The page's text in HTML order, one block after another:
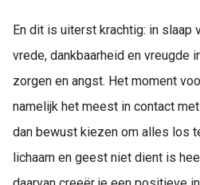
En dit is uiterst krachtig: in slaap
vrede, dankbaarheid en vreugde
zorgen en angst. Het moment
namelijk het meest in contact
dan bewust kiezen om alles los
lichaam en geest niet dient is